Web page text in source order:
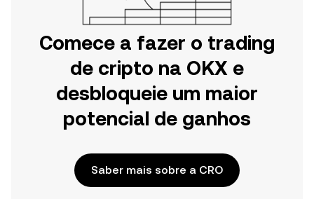
Comece a fazer o trading
de cripto na OKX e
desbloqueie um maior
potencial de ganhos
Saber mais sobre a CRO